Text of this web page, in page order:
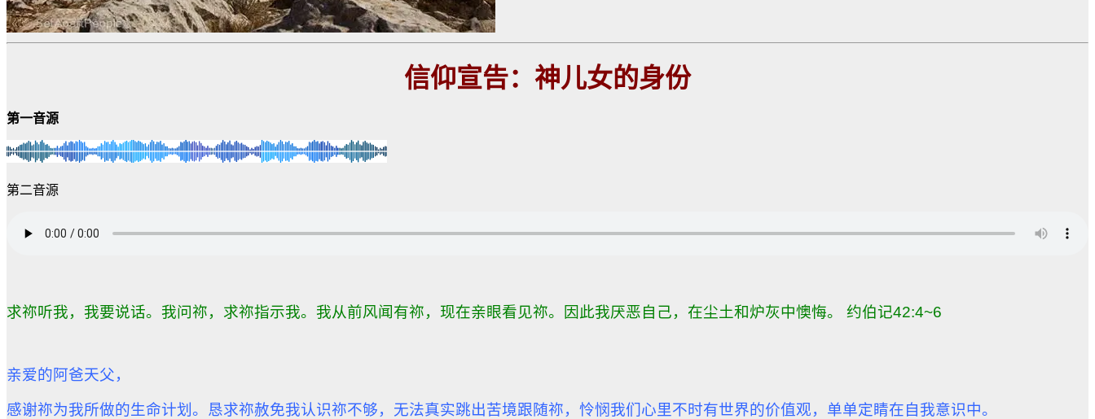
信仰宣告：神儿女的身份
第一音源
第二音源
求祢听我，我要说话。我问祢，求祢指示我。我从前风闻有祢，现在亲眼看见祢。因此我厌恶自己，在尘土和炉灰中懊悔。 约伯记42:4~6
亲爱的阿爸天父，
感谢祢为我所做的生命计划。 恳求祢赦免我认识祢不够，无法真实跳出苦境跟随祢， 怜悯我们心里不时有世界的价值观，单单定睛在自我意识中。